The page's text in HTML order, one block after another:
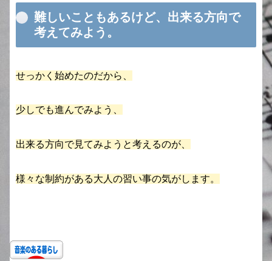
難しいこともあるけど、出来る方向で
考えてみよう。
せっかく始めたのだから、
少しでも進んでみよう、
出来る方向で見てみようと考えるのが、
様々な制約がある大人の習い事の気がします。